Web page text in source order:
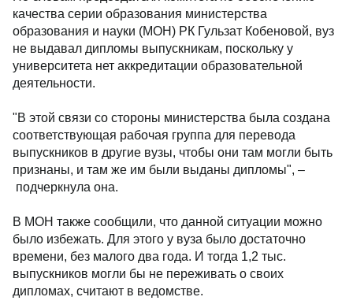
качества серии образования министерства
образования и науки (МОН) РК Гульзат Кобеновой, вуз
не выдавал дипломы выпускникам, поскольку у
университета нет аккредитации образовательной
деятельности.
"В этой связи со стороны министерства была создана
соответствующая рабочая группа для перевода
выпускников в другие вузы, чтобы они там могли быть
признаны, и там же им были выданы дипломы", –
подчеркнула она.
В МОН также сообщили, что данной ситуации можно
было избежать. Для этого у вуза было достаточно
времени, без малого два года. И тогда 1,2 тыс.
выпускников могли бы не переживать о своих
дипломах, считают в ведомстве.